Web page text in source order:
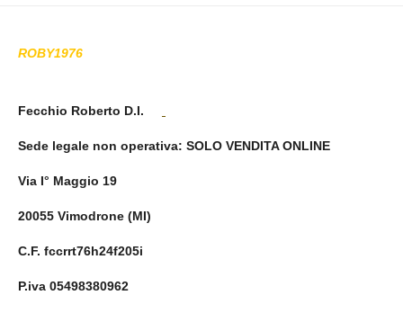
ROBY1976
Fecchio Roberto D.I.
Sede legale non operativa: SOLO VENDITA ONLINE
Via I° Maggio 19
20055 Vimodrone (MI)
C.F. fccrrt76h24f205i
P.iva 05498380962